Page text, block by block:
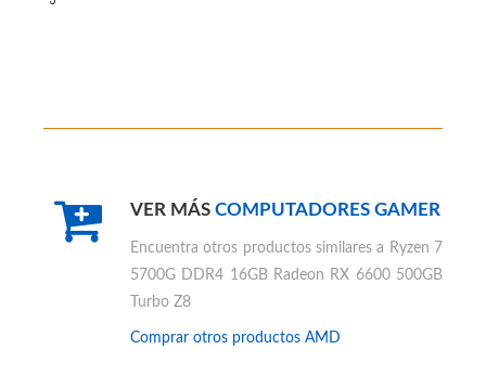
VER MÁS COMPUTADORES GAMER
Encuentra otros productos similares a Ryzen 7
5700G DDR4 16GB Radeon RX 6600 500GB
Turbo Z8
Comprar otros productos AMD